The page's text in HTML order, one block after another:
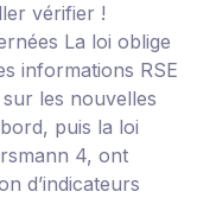
vérifier !
La loi oblige
informations RSE
sur les nouvelles
puis la loi
4, ont
d’indicateurs